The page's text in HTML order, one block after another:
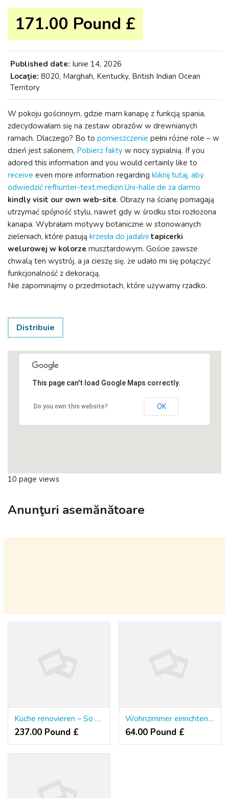
171.00 Pound £
Published date: Iunie 14, 2026
Locaţie: 8020, Marghah, Kentucky, British Indian Ocean
Territory
W pokoju gościnnym, gdzie mam kanapę z funkcją spania,
zdecydowałam się na zestaw obrazów w drewnianych
ramach. Dlaczego? Bo to pomieszczenie pełni różne role – w
dzień jest salonem, Pobierz fakty w nocy sypialnią. If you
adored this information and you would certainly like to
receive even more information regarding kliknij tutaj, aby
odwiedzić refhunter-text.medizin.Uni-halle.de za darmo
kindly visit our own web-site. Obrazy na ścianę pomagają
utrzymać spójność stylu, nawet gdy w środku stoi rozłożona
kanapa. Wybrałam motywy botaniczne w stonowanych
zieleniach, które pasują krzesła do jadalni tapicerki
welurowej w kolorze musztardowym. Goście zawsze
chwalą ten wystrój, a ja cieszę się, że udało mi się połączyć
funkcjonalność z dekoracją.
Nie zapominajmy o przedmiotach, które używamy rzadko.
Distribuie
This page can't load Google Maps correctly.
Do you own this website? OK
10 page views
Anunţuri asemănătoare
Küche renovieren – So wird der Traum vom neuen Herd wahr
237.00 Pound £
Wohnzimmer einrichten mit Köpfchen und Platz für Gäste
64.00 Pound £